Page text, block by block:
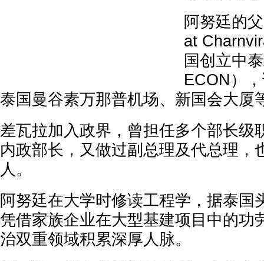
阿努廷的
at
国创立中
ECON）
泰国曼谷素万那普机场、新国会大厦
差瓦拉加入政界，曾担任多个部长级
内政部长，又做过副总理及代总理，
人。
阿努廷在大学时修读工程学，据泰国
凭借家族企业在大型基建项目中的功
治双重领域积累深厚人脉。